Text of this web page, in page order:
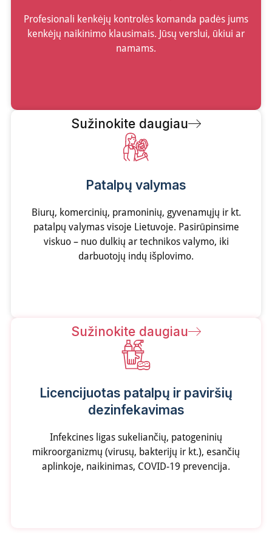
Profesionali kenkėjų kontrolės komanda padės jums
kenkėjų naikinimo klausimais. Jūsų verslui, ūkiui ar
namams.
Sužinokite daugiau
Patalpų valymas​
Biurų, komercinių, pramoninių, gyvenamųjų ir kt.
patalpų valymas visoje Lietuvoje. Pasirūpinsime
viskuo – nuo dulkių ar technikos valymo, iki
darbuotojų indų išplovimo.
Sužinokite daugiau
Licencijuotas patalpų ir paviršių
dezinfekavimas
Infekcines ligas sukeliančių, patogeninių
mikroorganizmų (virusų, bakterijų ir kt.), esančių
aplinkoje, naikinimas, COVID-19 prevencija.